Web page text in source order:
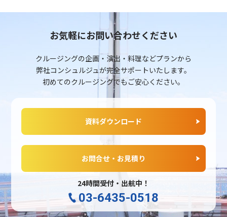
お気軽にお問い合わせください
クルージングの企画・演出・料理などプランから
弊社コンシュルジュが完全サポートいたします。
初めてのクルージングでもご安心ください。
お問合せ・お見積り
資料ダウンロード
24時間受付・出航中！
03-6435-0518